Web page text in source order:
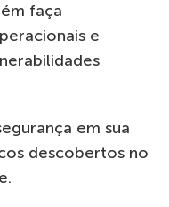
faça
e
em sua
descobertos no